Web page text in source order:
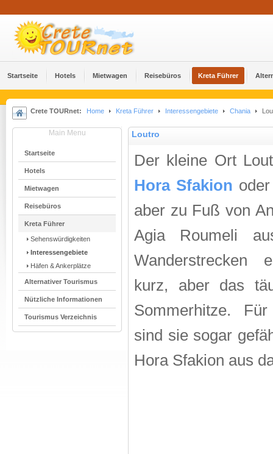
Startseite Hotels Mietwagen Reisebüros Kreta Führer
Crete TOURnet: Home Kreta Führer Interessengebiete Chania
Main Menu
Startseite
Hotels
Mietwagen
Reisebüros
Kreta Führer
Sehenswürdigkeiten
Interessengebiete
Häfen & Ankerplätze
Alternativer Tourismus
Nützliche Informationen
Tourismus Verzeichnis
Loutro
Der kleine Ort
Hora Sfakion
aber zu Fuß von
Agia Roumeli
Wanderstrecken
kurz, aber das
Sommerhitze.
sind sie sogar
Hora Sfakion aus